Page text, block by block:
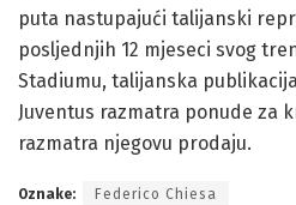
puta nastupajući talijanski
posljednjih 12 mjeseci svog
Stadiumu, talijanska
Juventus razmatra ponude za
razmatra njegovu prodaju.
Oznake: Federico Chiesa